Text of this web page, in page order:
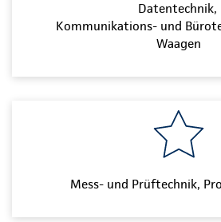
Datentechnik,
Kommunikations- und
Waagen
Mess- und Prüftechnik,